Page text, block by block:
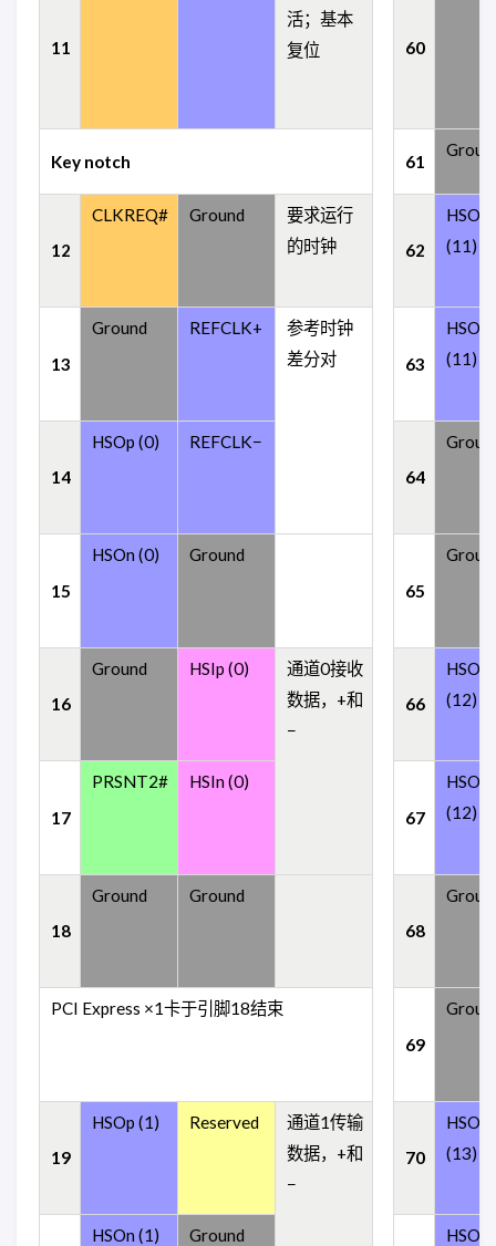
11
活；基本
复位
60
Key notch 61
12
CLKREQ# Ground
要求运行
的时钟
62
HSOp
(11)
13
Ground REFCLK+
参考时钟
差分对
63
HSOn
(11)
14
HSOp (0)
REFCLK−
64
15
HSOn (0)
Ground
65
16
Ground HSIp (0)
通道0接收
数据，+和
−
66
HSOp
(12)
17
PRSNT2#
HSIn (0)
67
HSOn
(12)
18
Ground
Ground
68
PCI Express ×1卡于引脚18结束
69
19
HSOp (1) Reserved
通道1传输
数据，+和
−
70
HSOp
(13)
HSOn (1) Ground HSOn